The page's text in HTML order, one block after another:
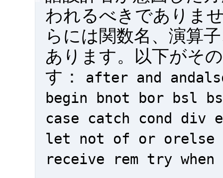
われるべきでありま
らには関数名、演算
あります。以下がそ
す：
after and
begin
bnot bor bsl
case catch cond div
let
not of or orelse
receive
rem try when